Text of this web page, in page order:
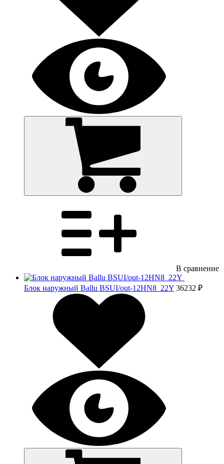
В сравнение
Блок наружный Ballu BSUI/out-12HN8_22Y 36232 ₽